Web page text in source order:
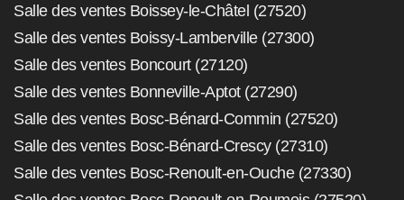
Salle des ventes Boissey-le-Châtel (27520)
Salle des ventes Boissy-Lamberville (27300)
Salle des ventes Boncourt (27120)
Salle des ventes Bonneville-Aptot (27290)
Salle des ventes Bosc-Bénard-Commin (27520)
Salle des ventes Bosc-Bénard-Crescy (27310)
Salle des ventes Bosc-Renoult-en-Ouche (27330)